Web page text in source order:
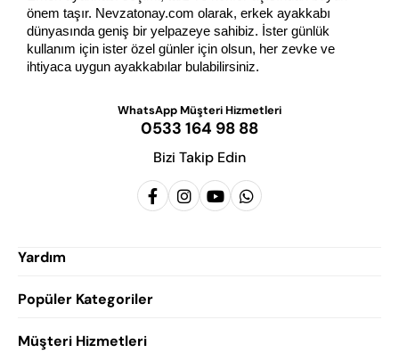
önem taşır. Nevzatonay.com olarak, erkek ayakkabı
dünyasında geniş bir yelpazeye sahibiz. İster günlük
kullanım için ister özel günler için olsun, her zevke ve
ihtiyaca uygun ayakkabılar bulabilirsiniz.
WhatsApp Müşteri Hizmetleri
0533 164 98 88
Bizi Takip Edin
Yardım
Popüler Kategoriler
Erkek Klasik Ayakkabı
Müşteri Hizmetleri